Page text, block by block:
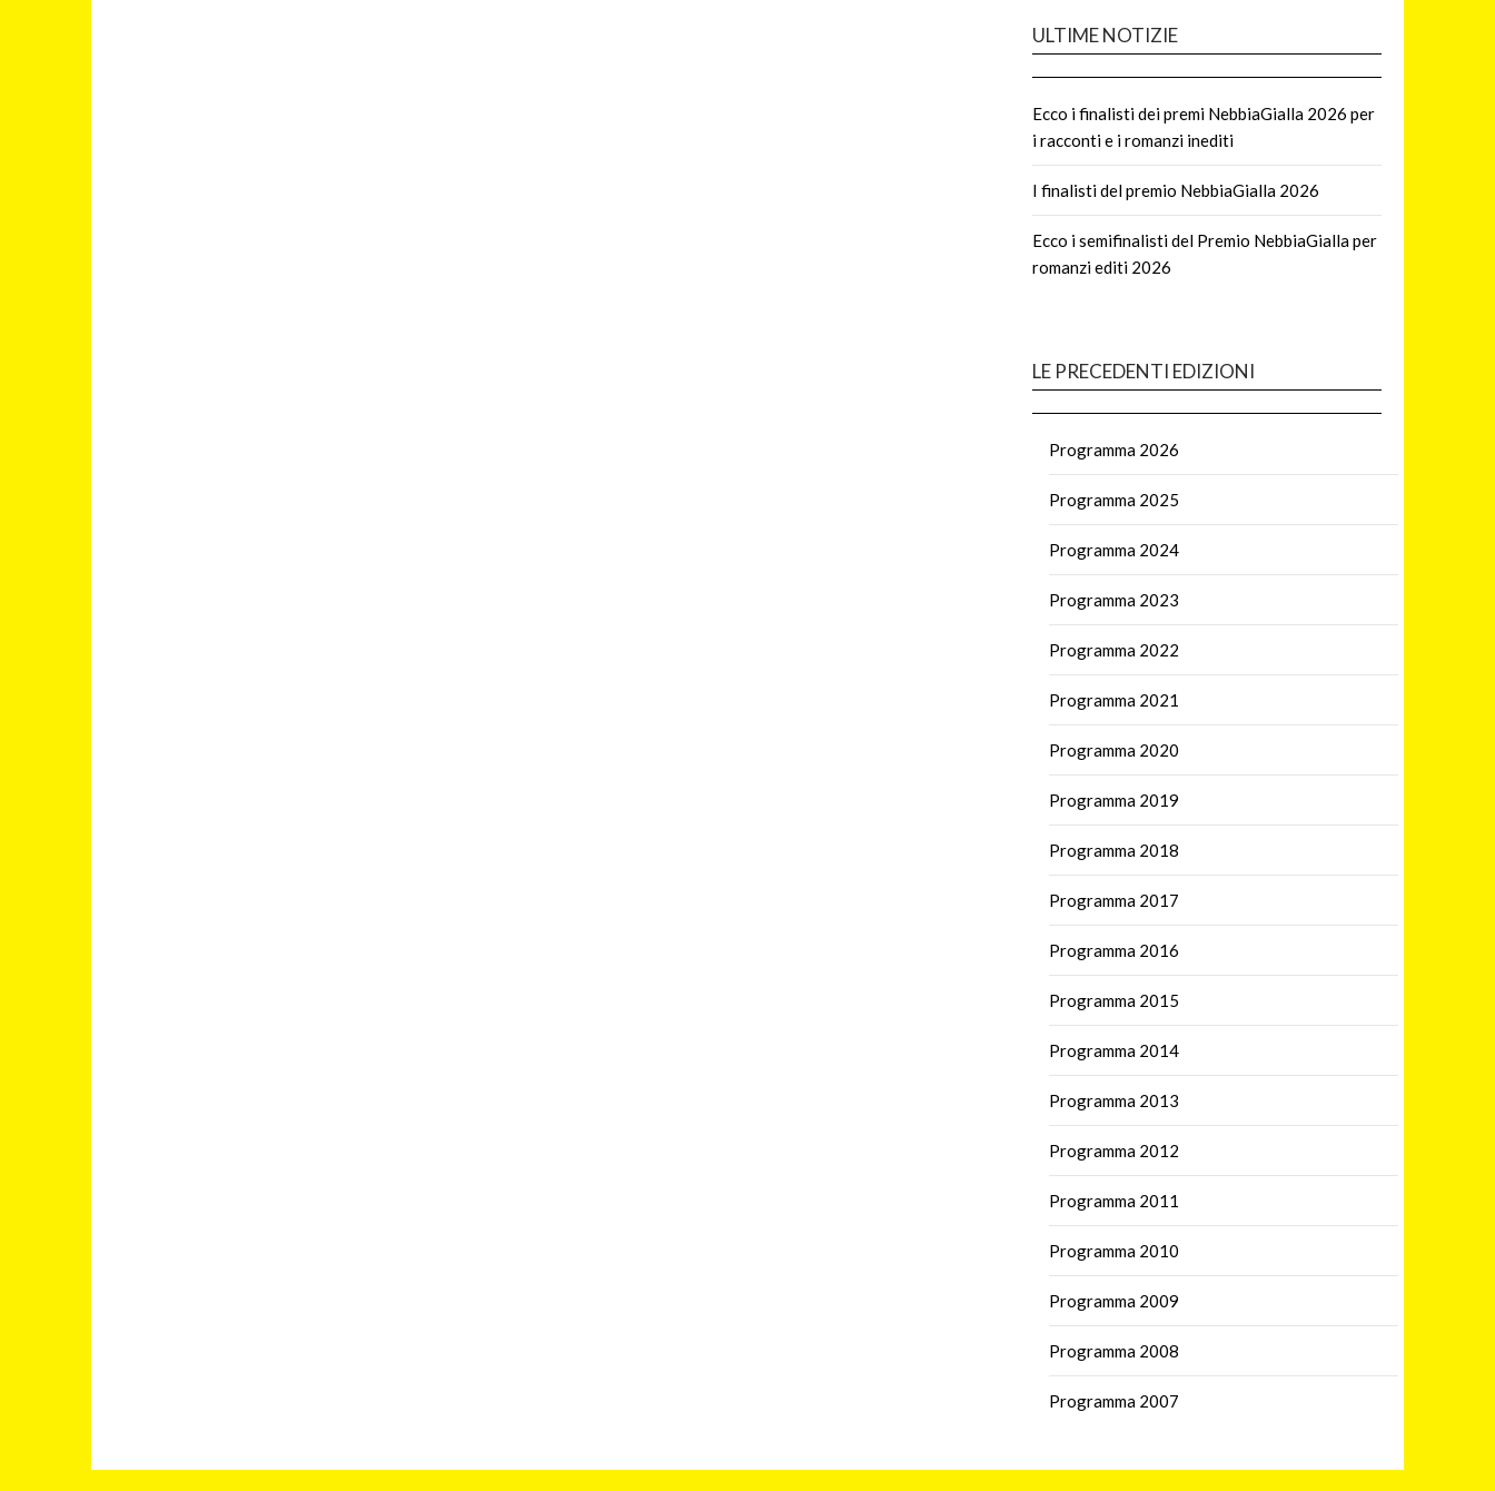
ULTIME NOTIZIE
Ecco i finalisti dei premi NebbiaGialla 2026 per
i racconti e i romanzi inediti
I finalisti del premio NebbiaGialla 2026
Ecco i semifinalisti del Premio NebbiaGialla per
romanzi editi 2026
LE PRECEDENTI EDIZIONI
Programma 2026
Programma 2025
Programma 2024
Programma 2023
Programma 2022
Programma 2021
Programma 2020
Programma 2019
Programma 2018
Programma 2017
Programma 2016
Programma 2015
Programma 2014
Programma 2013
Programma 2012
Programma 2011
Programma 2010
Programma 2009
Programma 2008
Programma 2007